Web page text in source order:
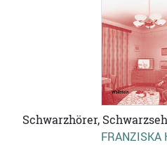
Schwarzhörer,
FRANZISKA